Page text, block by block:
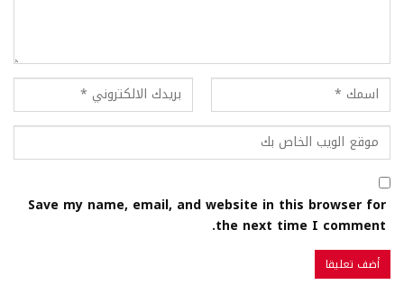
Save my name, email, and website in this browser for
the next time I comment.